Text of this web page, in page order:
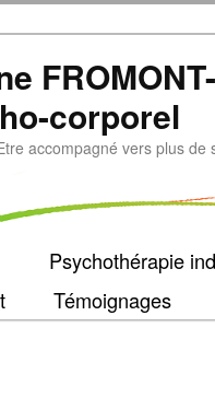
corporel
accompagné vers plus
Psychothérapie
Témoignages